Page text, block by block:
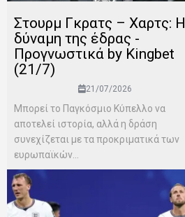
Στουρμ Γκρατς – Χαρτς: Η
δύναμη της έδρας -
Προγνωστικά by Kingbet
(21/7)
21/07/2026
Μπορεί το Παγκόσμιο Κύπελλο να
αποτελεί ιστορία, αλλά η δράση
συνεχίζεται με τα προκριματικά των
ευρωπαϊκών...